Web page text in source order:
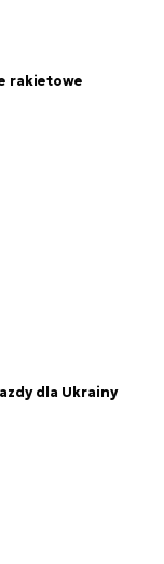
rakietowe
dla Ukrainy